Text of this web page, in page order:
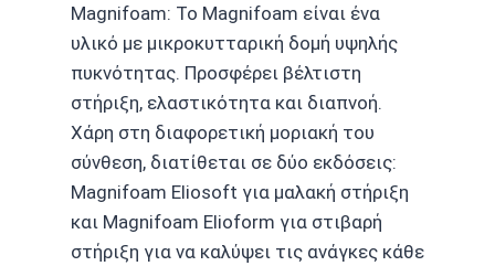
Magnifoam: Το Magnifoam είναι ένα
υλικό με μικροκυτταρική δομή υψηλής
πυκνότητας. Προσφέρει βέλτιστη
στήριξη, ελαστικότητα και διαπνοή.
Χάρη στη διαφορετική μοριακή του
σύνθεση, διατίθεται σε δύο εκδόσεις:
Magnifoam Eliosoft για μαλακή στήριξη
και Magnifoam Elioform για στιβαρή
στήριξη για να καλύψει τις ανάγκες κάθε